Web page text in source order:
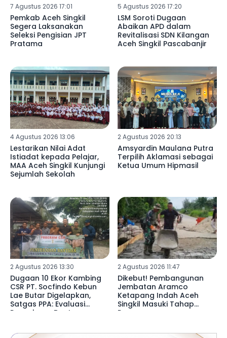
7 Agustus 2026 17:01
Pemkab Aceh Singkil
Segera Laksanakan
Seleksi Pengisian JPT
Pratama
5 Agustus 2026 17:20
LSM Soroti Dugaan
Abaikan APD dalam
Revitalisasi SDN Kilangan
Aceh Singkil Pascabanjir
4 Agustus 2026 13:06
Lestarikan Nilai Adat
Istiadat kepada Pelajar,
MAA Aceh Singkil Kunjungi
Sejumlah Sekolah
2 Agustus 2026 20:13
Amsyardin Maulana Putra
Terpilih Aklamasi sebagai
Ketua Umum Hipmasil
2 Agustus 2026 13:30
Dugaan 10 Ekor Kambing
CSR PT. Socfindo Kebun
Lae Butar Digelapkan,
Satgas PPA: Evaluasi
Penyaluran Bantuan
2 Agustus 2026 11:47
Dikebut! Pembangunan
Jembatan Aramco
Ketapang Indah Aceh
Singkil Masuki Tahap
Pengecoran